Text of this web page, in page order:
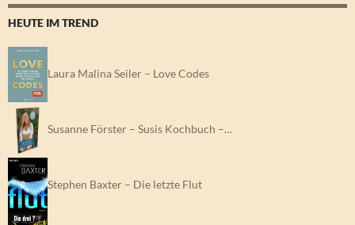
HEUTE IM TREND
Laura Malina Seiler – Love Codes
Susanne Förster – Susis Kochbuch –…
Stephen Baxter – Die letzte Flut